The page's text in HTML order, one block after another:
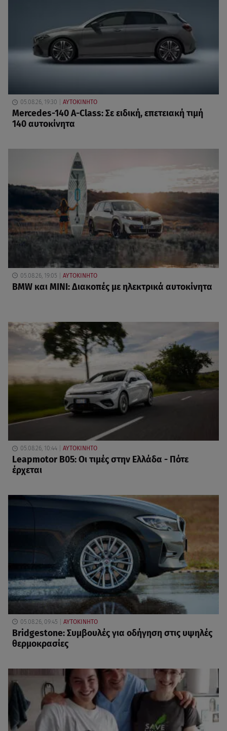
05.08.26, 19:30 ΑΥΤΟΚΙΝΗΤΟ
Mercedes-140 A-Class: Σε ειδική, επετειακή τιμή
140 αυτοκίνητα
05.08.26, 19:05 ΑΥΤΟΚΙΝΗΤΟ
BMW και MINI: Διακοπές με ηλεκτρικά αυτοκίνητα
05.08.26, 10:44 ΑΥΤΟΚΙΝΗΤΟ
Leapmotor B05: Οι τιμές στην Ελλάδα - Πότε
έρχεται
05.08.26, 09:45 ΑΥΤΟΚΙΝΗΤΟ
Bridgestone: Συμβουλές για οδήγηση στις υψηλές
θερμοκρασίες